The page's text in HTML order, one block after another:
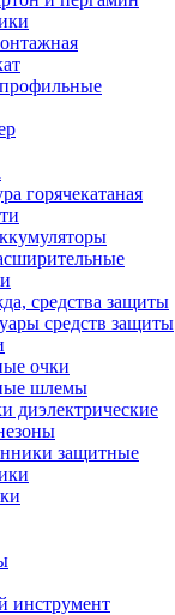
горячекатаная
средства защиты
средств защиты
очки
шлемы
диэлектрические
защитные
инструмент